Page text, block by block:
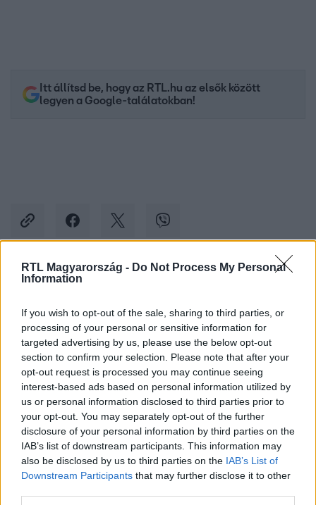
RTL Magyarország - Do Not Process My Personal
Information
If you wish to opt-out of the sale, sharing to third parties, or
processing of your personal or sensitive information for
targeted advertising by us, please use the below opt-out
section to confirm your selection. Please note that after your
opt-out request is processed you may continue seeing
interest-based ads based on personal information utilized by
us or personal information disclosed to third parties prior to
your opt-out. You may separately opt-out of the further
disclosure of your personal information by third parties on the
IAB’s list of downstream participants. This information may
also be disclosed by us to third parties on the IAB’s List of
Downstream Participants that may further disclose it to other
Itt állítsd be, hogy az RTL.hu az elsők között
legyen a Google-találatokban!
Kövess minket, és értesülj a friss hírekről a
Követem
#BALESET-BŰNÜGY #LAKÁSTŰZ #HALÁLOS TŰZ
#CEGLÉD #FÜSTMÉRGEZÉS